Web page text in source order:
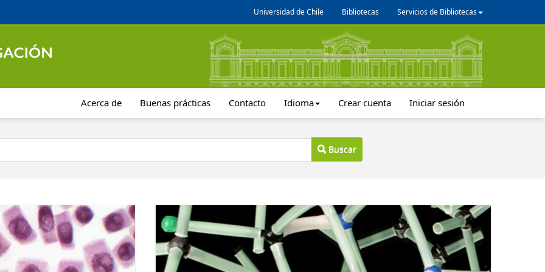
Universidad de Chile Bibliotecas Servicios de Bibliotecas
Acerca de Buenas prácticas Contacto Idioma Crear cuenta Iniciar sesión
Buscar